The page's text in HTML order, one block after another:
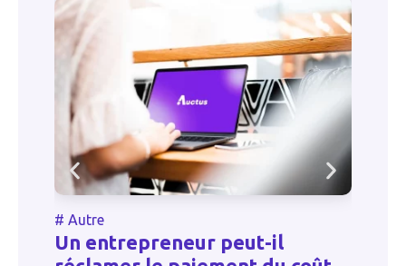
# Autre
Un entrepreneur peut-il